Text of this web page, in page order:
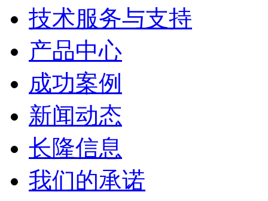
技术服务与支持
产品中心
成功案例
新闻动态
长隆信息
我们的承诺